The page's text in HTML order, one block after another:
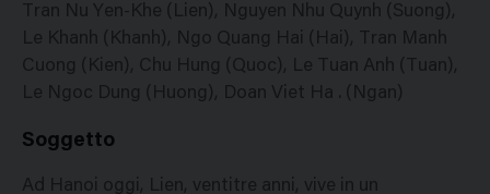
Tran Nu Yen-Khe (Lien), Nguyen Nhu Quynh (Suong),
Le Khanh (Khanh), Ngo Quang Hai (Hai), Tran Manh
Cuong (Kien), Chu Hung (Quoc), Le Tuan Anh (Tuan),
Le Ngoc Dung (Huong), Doan Viet Ha . (Ngan)
Soggetto
Ad Hanoi oggi, Lien, ventitre anni, vive in un